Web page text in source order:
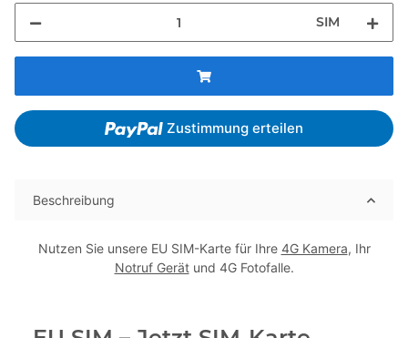
SIM
Zustimmung erteilen
Beschreibung
Nutzen Sie unsere EU SIM-Karte für Ihre 4G Kamera, Ihr
Notruf Gerätund 4G Fotofalle.